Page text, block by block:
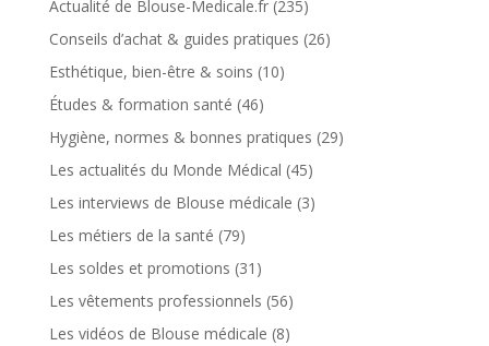
Actualité de Blouse-Medicale.fr(235)
Conseils d’achat & guides pratiques (26)
Esthétique, bien-être & soins (10)
Études & formation santé (46)
Hygiène, normes & bonnes pratiques (29)
Les actualités du Monde Médical (45)
Les interviews de Blouse médicale (3)
Les métiers de la santé (79)
Les soldes et promotions (31)
Les vêtements professionnels (56)
Les vidéos de Blouse médicale (8)